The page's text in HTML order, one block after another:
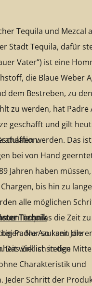
Tequila und Mezcal
Stadt Tequila, dafür
Vater“) ist eine
die Blaue Weber
dem Bestreben, zu den
zu werden, hat Padre
geschafft und gilt
werden. Das
bei von Hand
Jahren haben
bis hin zu
alle möglichen
Tequilas die Zeit zu
Nur so kann die
wirklich in den
Technik
Padre Azul seit
Das Ziel ist stetige
Charakteristik und
Jeder Schritt der